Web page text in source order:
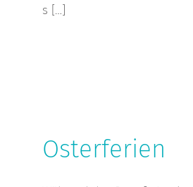
s […]
Osterferien